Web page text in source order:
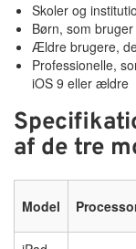
Skoler og
Børn, som
Ældre brugere,
Professionelle,
iOS 9 eller ældre
af de tre
Model